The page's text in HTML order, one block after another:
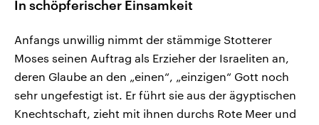
In schöpferischer Einsamkeit
Anfangs unwillig nimmt der stämmige Stotterer
Moses seinen Auftrag als Erzieher der Israeliten an,
deren Glaube an den „einen“, „einzigen“ Gott noch
sehr ungefestigt ist. Er führt sie aus der ägyptischen
Knechtschaft, zieht mit ihnen durchs Rote Meer und